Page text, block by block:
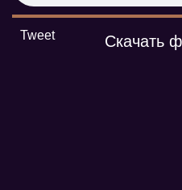
Tweet Скачать